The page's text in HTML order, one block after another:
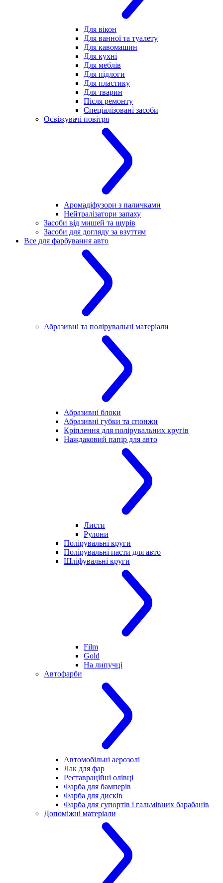
Для вікон
Для ванної та туалету
Для кавомашин
Для кухні
Для меблів
Для підлоги
Для пластику
Для тварин
Після ремонту
Спеціалізовані засоби
Освіжувачі повітря
Аромадіфузори з паличками
Нейтралізатори запаху
Засоби від мишей та щурів
Засоби для догляду за взуттям
Все для фарбування авто
Абразивні та полірувальні матеріали
Абразивні блоки
Абразивні губки та спонжи
Кріплення для полірувальних кругів
Наждаковий папір для авто
Листи
Рулони
Полірувальні круги
Полірувальні пасти для авто
Шліфувальні круги
Film
Gold
На липучці
Автофарби
Автомобільні аерозолі
Лак для фар
Реставраційні олівці
Фарба для бамперів
Фарба для дисків
Фарба для супортів і гальмівних барабанів
Допоміжні матеріали